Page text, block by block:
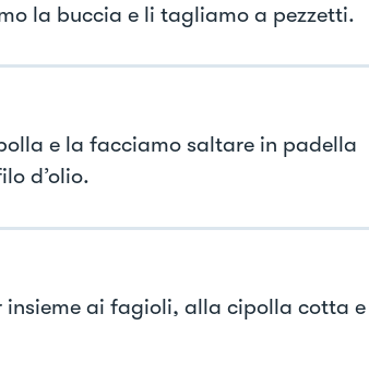
la buccia e li tagliamo a pezzetti.
e la facciamo saltare in padella
d’olio.
insieme ai fagioli, alla cipolla cotta e